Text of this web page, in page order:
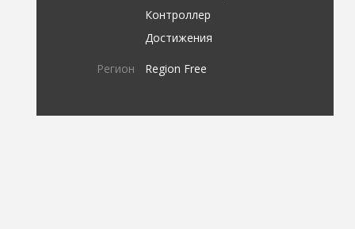
Контроллер
Достижения
Регион Region Free